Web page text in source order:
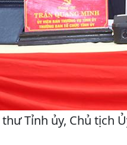
thư Tỉnh ủy, Chủ tịch